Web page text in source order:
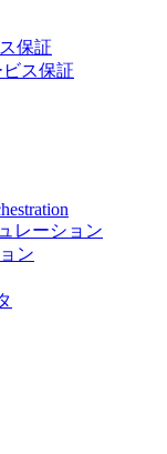
保証
ス保証
レーション
ン